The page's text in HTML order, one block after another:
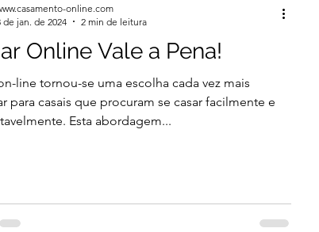
Online Vale a Pena!
line tornou-se uma escolha cada vez mais
para casais que procuram se casar facilmente e
Esta abordagem...
online.com
de jan. de 2024
2 min de leitura